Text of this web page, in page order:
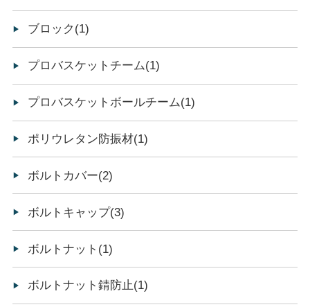
ブロック(1)
プロバスケットチーム(1)
プロバスケットボールチーム(1)
ポリウレタン防振材(1)
ボルトカバー(2)
ボルトキャップ(3)
ボルトナット(1)
ボルトナット錆防止(1)